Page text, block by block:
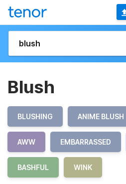
Blush
BLUSHING ANIME BLUSH
AWW EMBARRASSED
BASHFUL WINK